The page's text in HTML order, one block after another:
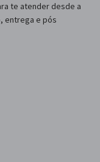
te atender desde a
entrega e pós